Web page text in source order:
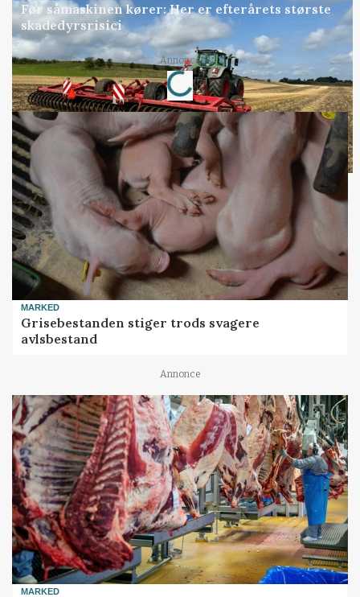
Før såmaskinen kører: Her er efterårets største
skadedyrsrisici
Annonce
Loading...
MARKED
Grisebestanden stiger trods svagere
avlsbestand
Annonce
MARKED